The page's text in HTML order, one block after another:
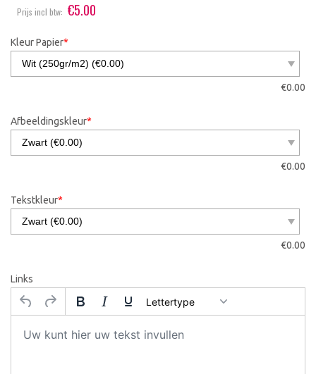
Prijs incl btw: €5.00
Kleur Papier*
€0.00
Afbeeldingskleur*
€0.00
Tekstkleur*
€0.00
Links
Lettertype